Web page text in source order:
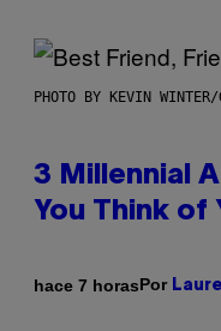
PHOTO BY KEVIN
3 Millennial
You Think of
hace 7 horasPor